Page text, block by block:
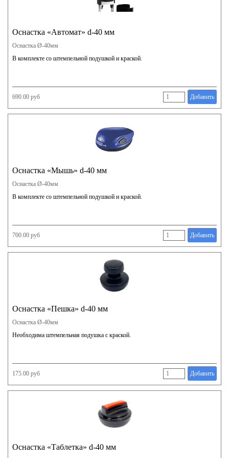
Оснастка «Автомат» d-40 мм
Оснастка Ø-40мм
В комплекте со штемпельной подушкой и краской.
690.00 руб Добавить
Оснастка «Мышь» d-40 мм
Оснастка Ø-40мм
В комплекте со штемпельной подушкой и краской.
700.00 руб Добавить
Оснастка «Пешка» d-40 мм
Оснастка Ø-40мм
Необходима штемпельная подушка с краской.
175.00 руб Добавить
Оснастка «Таблетка» d-40 мм